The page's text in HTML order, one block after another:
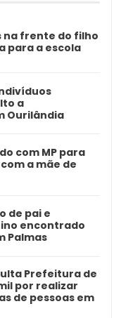
na frente do filho
para a escola
a
Ourilândia
com MP para
a mãe de
de pai e
encontrado
Palmas
Prefeitura de
por realizar
de pessoas em